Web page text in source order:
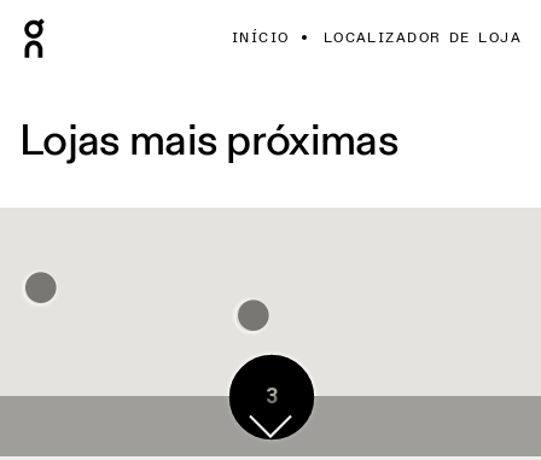
INÍCIO LOCALIZADOR DE LOJA
Lojas mais próximas
3